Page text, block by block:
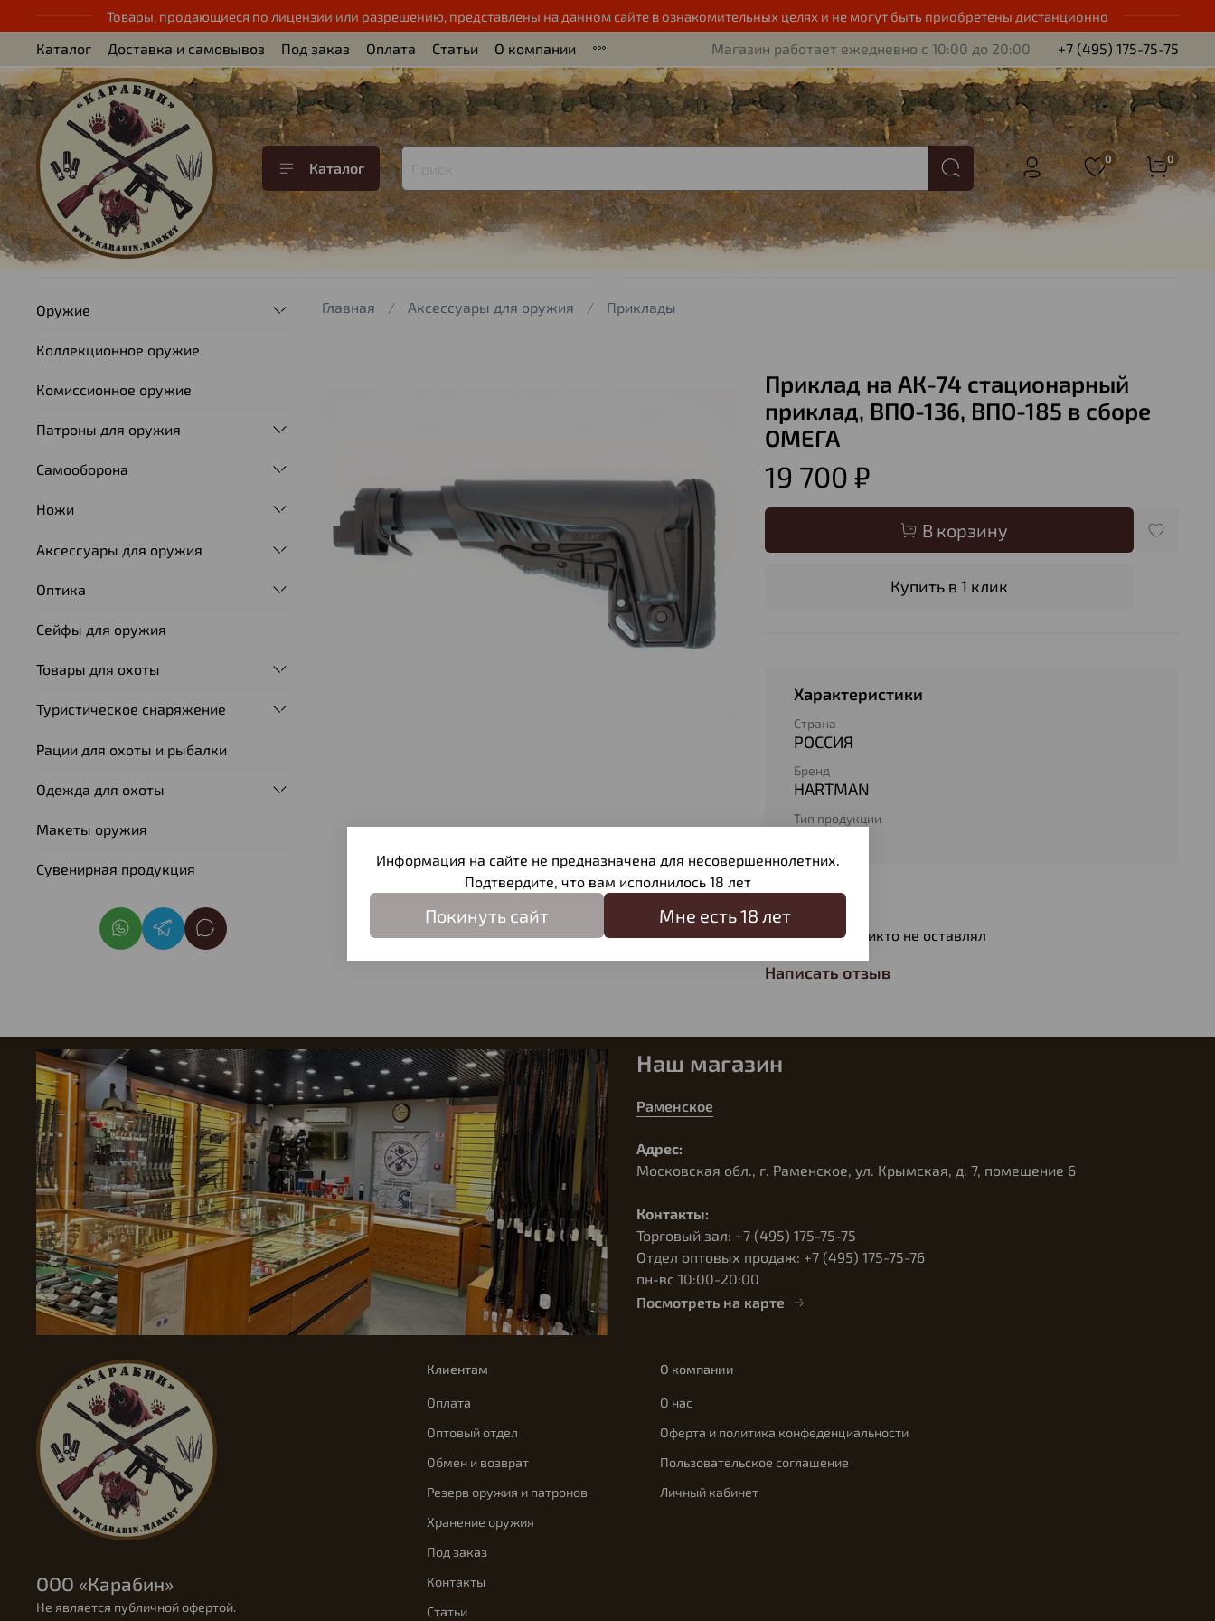
Товары, продающиеся по лицензии или разрешению, представлены на данном сайте в ознакомительных целях и не могут быть приобретены дистанционно
Каталог Доставка и самовывоз Под заказ Оплата Статьи О компании Магазин работает ежедневно с 10:00 до 20:00 +7 (495) 175-75-75
Каталог
0 0
Главная Аксессуары для оружия Приклады
Приклад на АК-74 стационарный
приклад, ВПО-136, ВПО-185 в сборе
ОМЕГА
19 700 ₽
В корзину
Купить в 1 клик
Характеристики
Страна
РОССИЯ
Бренд
HARTMAN
Тип продукции
Отзывов еще никто не оставлял
Написать отзыв
Оружие
Коллекционное оружие
Комиссионное оружие
Патроны для оружия
Самооборона
Ножи
Аксессуары для оружия
Оптика
Сейфы для оружия
Товары для охоты
Туристическое снаряжение
Рации для охоты и рыбалки
Одежда для охоты
Макеты оружия
Сувенирная продукция
Наш магазин
Раменское
Адрес:
Московская обл., г. Раменское, ул. Крымская, д. 7, помещение 6
Контакты:
Торговый зал: +7 (495) 175-75-75
Отдел оптовых продаж: +7 (495) 175-75-76
пн-вс 10:00-20:00
Посмотреть на карте
Клиентам
Оплата
Оптовый отдел
Обмен и возврат
Резерв оружия и патронов
Хранение оружия
Под заказ
Контакты
Статьи
О компании
О нас
Оферта и политика конфеденциальности
Пользовательское соглашение
Личный кабинет
ООО «Карабин»
Не является публичной офертой.
Информация на сайте не предназначена для несовершеннолетних.
Подтвердите, что вам исполнилось 18 лет
Покинуть сайт Мне есть 18 лет